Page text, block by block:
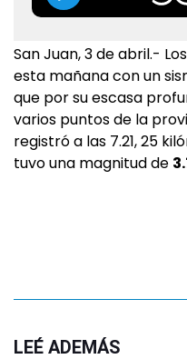
San Juan, 3 de abril.-
esta mañana con un
que por su escasa
varios puntos de la
registró a las 7.21, 25
tuvo una magnitud de
LEÉ ADEMÁS